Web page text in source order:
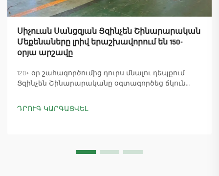
Սիչուան Սանցզյան Ցզինչեն Շինարարական
Մեքենաները լրիվ երաշխավորում են 150-
օրյա արշավը
120+ օր շահագործումից դուրս մնալու դեպքում
Ցզինչեն Շինարարականը օգտագործեց ճկուն
ապահովելով 18 աշտարակային ճանկային
տնտեսուղղիչների մատուցումը և ապահովելով
ԴՐՈՒԳ ԿԱՐԳԱՑՎԵԼ